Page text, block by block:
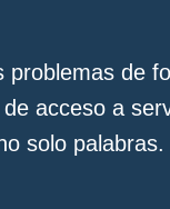
de
acceso a
solo palabras.